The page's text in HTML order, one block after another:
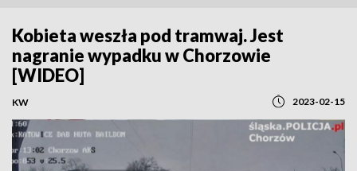
Kobieta weszła pod tramwaj. Jest
nagranie wypadku w Chorzowie
[WIDEO]
KW 2023-02-15